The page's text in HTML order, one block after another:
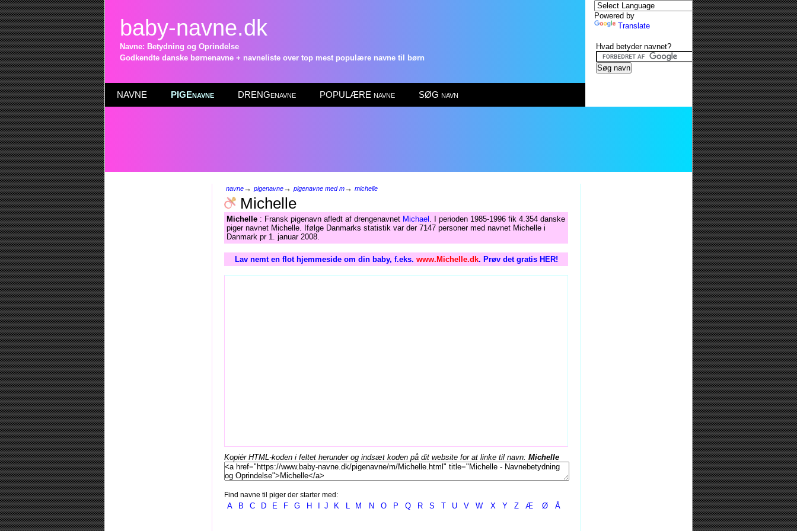
baby-navne.dk
Navne: Betydning og Oprindelse
Godkendte danske børnenavne + navneliste over top mest populære navne til børn
NAVNE PIGEnavne DRENGenavne POPULÆRE navne SØG navn
navne→ pigenavne→ pigenavne med m→ michelle
Michelle
Michelle : Fransk pigenavn afledt af drengenavnet Michael . I perioden 1985-1996 fik 4.354 danske
piger navnet Michelle. Ifølge Danmarks statistik var der 7147 personer med navnet Michelle i
Danmark pr 1. januar 2008.
Lav nemt en flot hjemmeside om din baby, f.eks. www.Michelle.dk. Prøv det gratis HER!
Kopiér HTML-koden i feltet herunder og indsæt koden på dit website for at linke til navn: Michelle
Find navne til piger der starter med:
A B C D E F G H J K L M N O P Q R S T U V W X Y Z Æ Ø Å
Powered by
Translate
Hvad betyder navnet?